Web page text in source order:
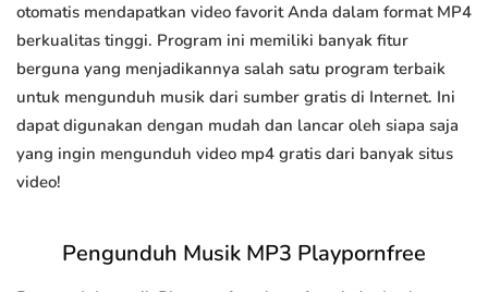
otomatis mendapatkan video favorit Anda dalam format MP4
berkualitas tinggi. Program ini memiliki banyak fitur
berguna yang menjadikannya salah satu program terbaik
untuk mengunduh musik dari sumber gratis di Internet. Ini
dapat digunakan dengan mudah dan lancar oleh siapa saja
yang ingin mengunduh video mp4 gratis dari banyak situs
video!
Pengunduh Musik MP3 Playpornfree